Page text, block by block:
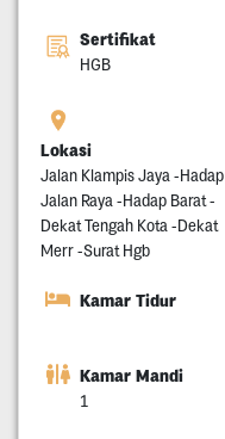
Sertifikat
HGB
Lokasi
Jalan Klampis Jaya -Hadap
Jalan Raya -Hadap Barat -
Dekat Tengah Kota -Dekat
Merr -Surat Hgb
Kamar Tidur
Kamar Mandi
1